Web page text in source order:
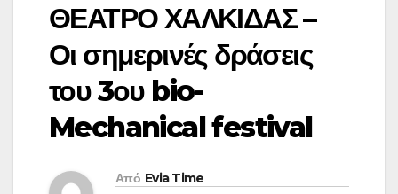
ΘΕΑΤΡΟ ΧΑΛΚΙΔΑΣ –
Οι σημερινές δράσεις
του 3ου bio-
Mechanical festival
Από Evia Time